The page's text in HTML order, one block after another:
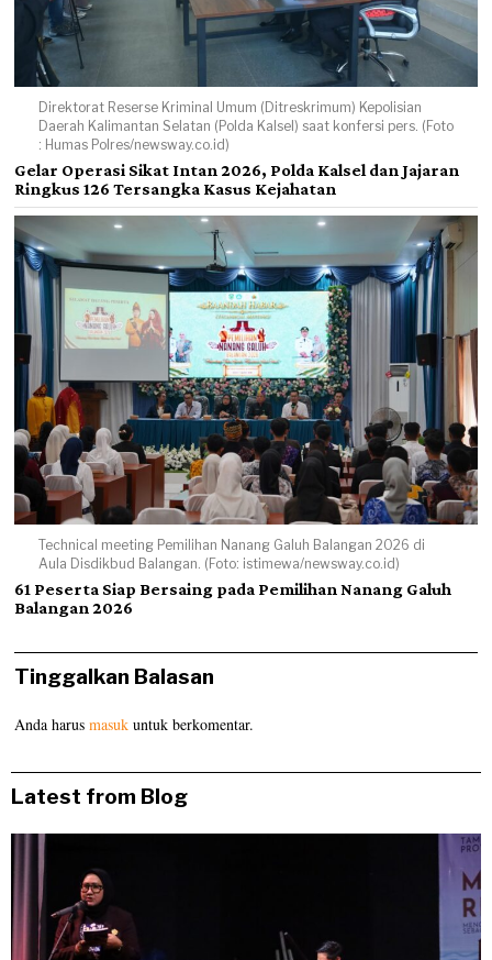
Direktorat Reserse Kriminal Umum (Ditreskrimum) Kepolisian
Daerah Kalimantan Selatan (Polda Kalsel) saat konfersi pers. (Foto
: Humas Polres/newsway.co.id)
Gelar Operasi Sikat Intan 2026, Polda Kalsel dan Jajaran
Ringkus 126 Tersangka Kasus Kejahatan
Technical meeting Pemilihan Nanang Galuh Balangan 2026 di
Aula Disdikbud Balangan. (Foto: istimewa/newsway.co.id)
61 Peserta Siap Bersaing pada Pemilihan Nanang Galuh
Balangan 2026
Tinggalkan Balasan
Anda harusmasuk untuk berkomentar.
Latest from Blog